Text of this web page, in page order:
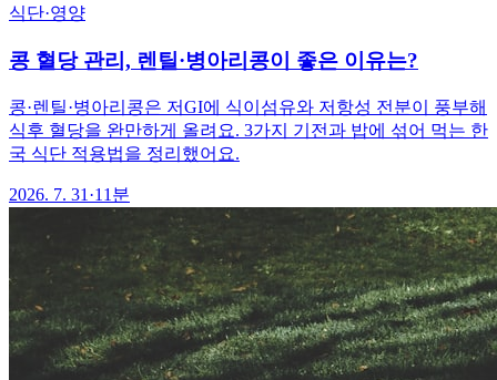
식단·영양
콩 혈당 관리, 렌틸·병아리콩이 좋은 이유는?
콩·렌틸·병아리콩은 저GI에 식이섬유와 저항성 전분이 풍부해
식후 혈당을 완만하게 올려요. 3가지 기전과 밥에 섞어 먹는 한
국 식단 적용법을 정리했어요.
2026. 7. 31 ·11분